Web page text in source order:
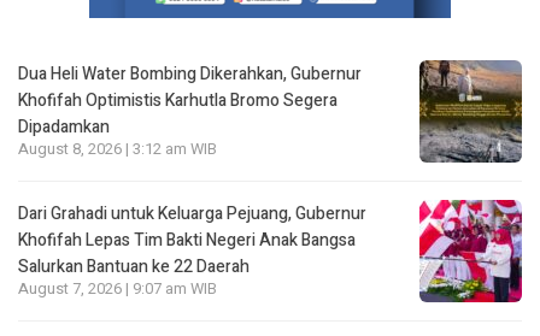
Dua Heli Water Bombing Dikerahkan, Gubernur
Khofifah Optimistis Karhutla Bromo Segera
Dipadamkan
August 8, 2026 | 3:12 am WIB
Dari Grahadi untuk Keluarga Pejuang, Gubernur
Khofifah Lepas Tim Bakti Negeri Anak Bangsa
Salurkan Bantuan ke 22 Daerah
August 7, 2026 | 9:07 am WIB